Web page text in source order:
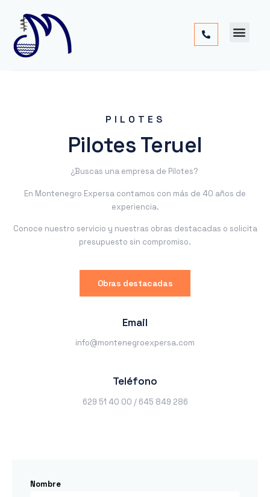
PILOTES
Pilotes Teruel
¿Buscas una empresa de Pilotes?
En Montenegro Expersa contamos con más de 40 años de
experiencia.
Conoce nuestro servicio y nuestras obras destacadas o solicita
presupuesto sin compromiso.
Obras destacadas
Email
info@montenegroexpersa.com
Teléfono
629 51 40 00 / 645 849 286
Nombre